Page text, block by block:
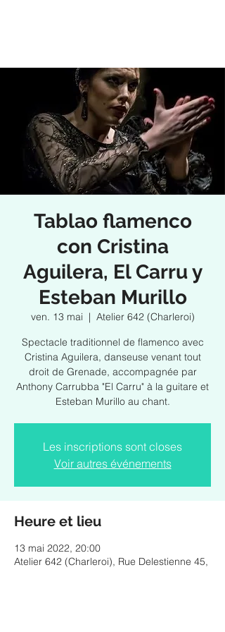
Tablao flamenco
con Cristina
Aguilera, El Carru y
Esteban Murillo
ven. 13 mai
  |
Atelier 642 (Charleroi)
Spectacle traditionnel de flamenco avec
Cristina Aguilera, danseuse venant tout
droit de Grenade, accompagnée par
Anthony Carrubba "El Carru" à la guitare et
Esteban Murillo au chant.
Les inscriptions sont closes
Voir autres événements
Heure et lieu
13 mai 2022, 20:00
Atelier 642 (Charleroi), Rue Delestienne 45,